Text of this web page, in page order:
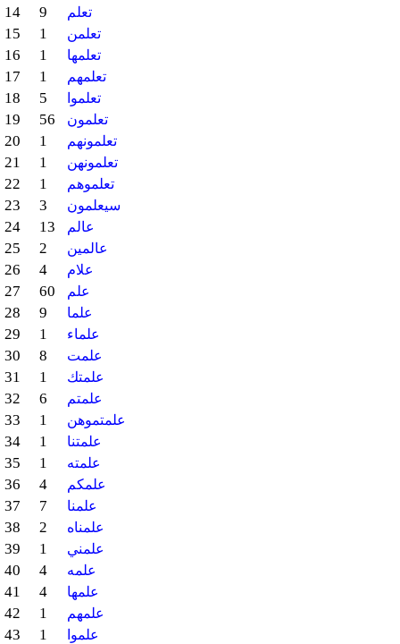
14 9 تعلم
15 1 تعلمن
16 1 تعلمها
17 1 تعلمهم
18 5 تعلموا
19 56 تعلمون
20 1 تعلمونهم
21 1 تعلمونهن
22 1 تعلموهم
23 3 سيعلمون
24 13 عالم
25 2 عالمين
26 4 علام
27 60 علم
28 9 علما
29 1 علماء
30 8 علمت
31 1 علمتك
32 6 علمتم
33 1 علمتموهن
34 1 علمتنا
35 1 علمته
36 4 علمكم
37 7 علمنا
38 2 علمناه
39 1 علمني
40 4 علمه
41 4 علمها
42 1 علمهم
43 1 علموا